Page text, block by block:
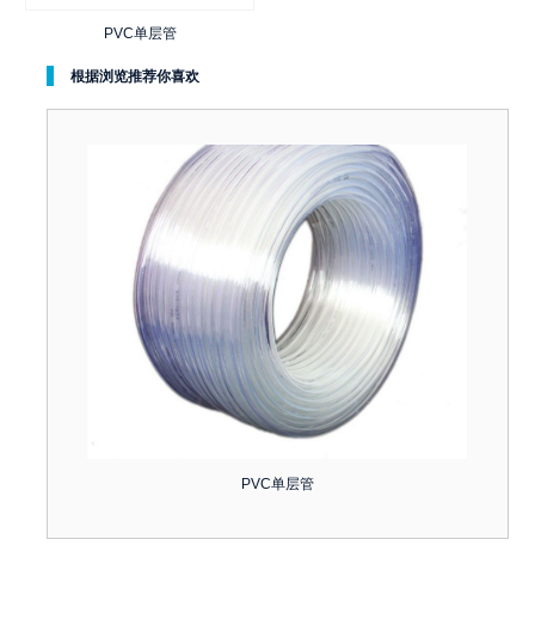
PVC单层管
根据浏览推荐你喜欢
PVC单层管